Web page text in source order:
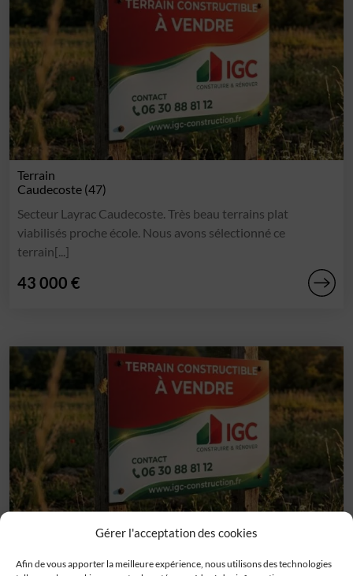
Gérer l'acceptation des cookies
Afin de vous apporter la meilleure expérience, nous utilisons des technologies
Terrain
Caudecoste (47)
Secteur Layrac Caudecoste. Très beau terrains plat
viabilisés proche école. Nous avons sélectionné ce
terrain[...]
43 000 €